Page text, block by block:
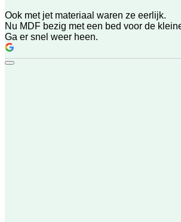
Ook met jet materiaal waren ze eerlijk.
Nu MDF bezig met een bed voor de
Ga er snel weer heen.